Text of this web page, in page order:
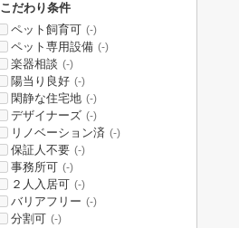
こだわり条件
ペット飼育可 (-)
ペット専用設備 (-)
楽器相談 (-)
陽当り良好 (-)
閑静な住宅地 (-)
デザイナーズ (-)
リノベーション済 (-)
保証人不要 (-)
事務所可 (-)
２人入居可 (-)
バリアフリー (-)
分割可 (-)